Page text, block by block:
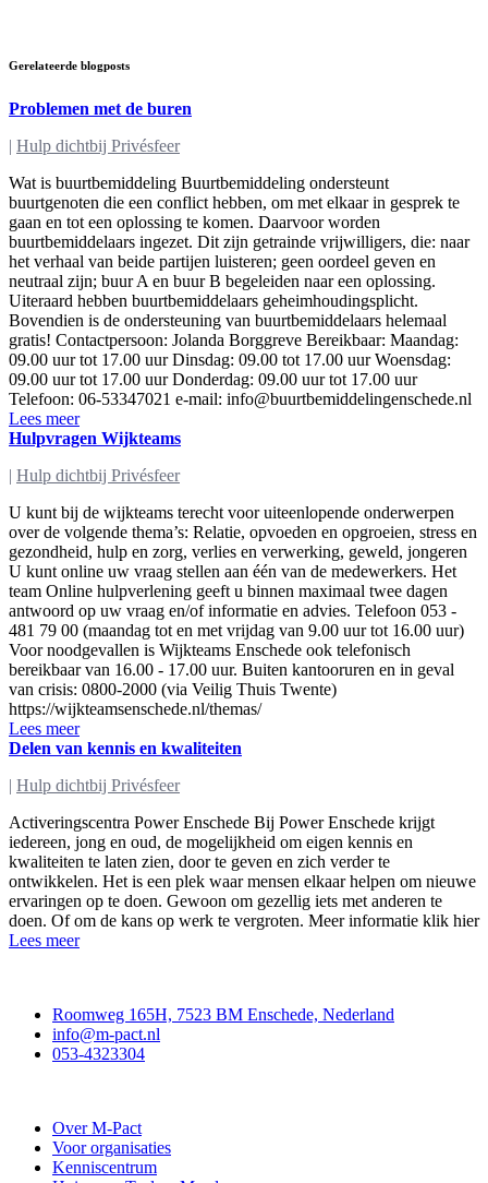
Gerelateerde blogposts
Problemen met de buren
| Hulp dichtbij Privésfeer
Wat is buurtbemiddeling Buurtbemiddeling ondersteunt
buurtgenoten die een conflict hebben, om met elkaar in gesprek te
gaan en tot een oplossing te komen. Daarvoor worden
buurtbemiddelaars ingezet. Dit zijn getrainde vrijwilligers, die: naar
het verhaal van beide partijen luisteren; geen oordeel geven en
neutraal zijn; buur A en buur B begeleiden naar een oplossing.
Uiteraard hebben buurtbemiddelaars geheimhoudingsplicht.
Bovendien is de ondersteuning van buurtbemiddelaars helemaal
gratis! Contactpersoon: Jolanda Borggreve Bereikbaar: Maandag:
09.00 uur tot 17.00 uur Dinsdag: 09.00 tot 17.00 uur Woensdag:
09.00 uur tot 17.00 uur Donderdag: 09.00 uur tot 17.00 uur
Telefoon: 06-53347021 e-mail: info@buurtbemiddelingenschede.nl
Lees meer
Hulpvragen Wijkteams
| Hulp dichtbij Privésfeer
U kunt bij de wijkteams terecht voor uiteenlopende onderwerpen
over de volgende thema’s: Relatie, opvoeden en opgroeien, stress en
gezondheid, hulp en zorg, verlies en verwerking, geweld, jongeren
U kunt online uw vraag stellen aan één van de medewerkers. Het
team Online hulpverlening geeft u binnen maximaal twee dagen
antwoord op uw vraag en/of informatie en advies. Telefoon 053 -
481 79 00 (maandag tot en met vrijdag van 9.00 uur tot 16.00 uur)
Voor noodgevallen is Wijkteams Enschede ook telefonisch
bereikbaar van 16.00 - 17.00 uur. Buiten kantooruren en in geval
van crisis: 0800-2000 (via Veilig Thuis Twente)
https://wijkteamsenschede.nl/themas/
Lees meer
Delen van kennis en kwaliteiten
| Hulp dichtbij Privésfeer
Activeringscentra Power Enschede Bij Power Enschede krijgt
iedereen, jong en oud, de mogelijkheid om eigen kennis en
kwaliteiten te laten zien, door te geven en zich verder te
ontwikkelen. Het is een plek waar mensen elkaar helpen om nieuwe
ervaringen op te doen. Gewoon om gezellig iets met anderen te
doen. Of om de kans op werk te vergroten. Meer informatie klik hier
Lees meer
Roomweg 165H, 7523 BM Enschede, Nederland
info@m-pact.nl
053-4323304
Over M-Pact
Voor organisaties
Kenniscentrum